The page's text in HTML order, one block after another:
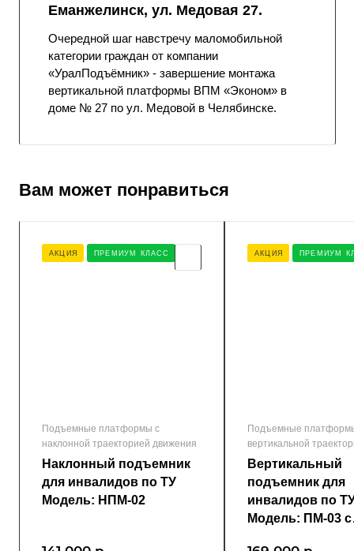
Еманжелинск, ул. Медовая 27.
Очередной шаг навстречу маломобильной
категории граждан от компании
«УралПодъёмник» - завершение монтажа
вертикальной платформы ВПМ «Эконом» в
доме № 27 по ул. Медовой в Челябинске.
Вам может понравиться
АКЦИЯ ПРЕМИУМ КЛАСС
Подъемные платформы с
наклонной траекторией движения
Наклонный подъемник
для инвалидов по ТУ
Модель: НПМ-02
АКЦИЯ ПРЕМИУМ
Подъемные
вертикальной
движения
Вертикальный
подъемник для
инвалидов по
Модель: ПМ-03 с